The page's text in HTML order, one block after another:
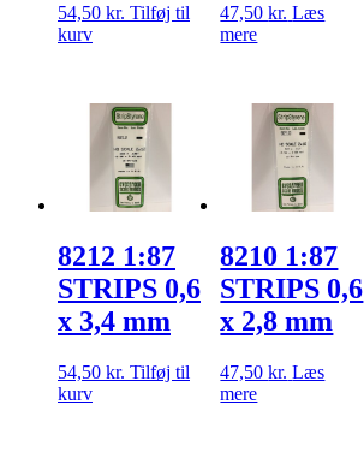
54,50 kr. Tilføj til
kurv
47,50kr. Læs
mere
8212 1:87
STRIPS 0,6
x 3,4 mm
54,50 kr. Tilføj til
kurv
8210 1:87
STRIPS 0,6
x 2,8 mm
47,50kr. Læs
mere